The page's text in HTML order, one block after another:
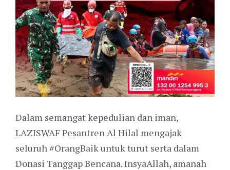
Dalam semangat kepedulian dan iman,
LAZISWAF Pesantren Al Hilal mengajak
seluruh #OrangBaik untuk turut serta dalam
Donasi Tanggap Bencana. InsyaAllah, amanah